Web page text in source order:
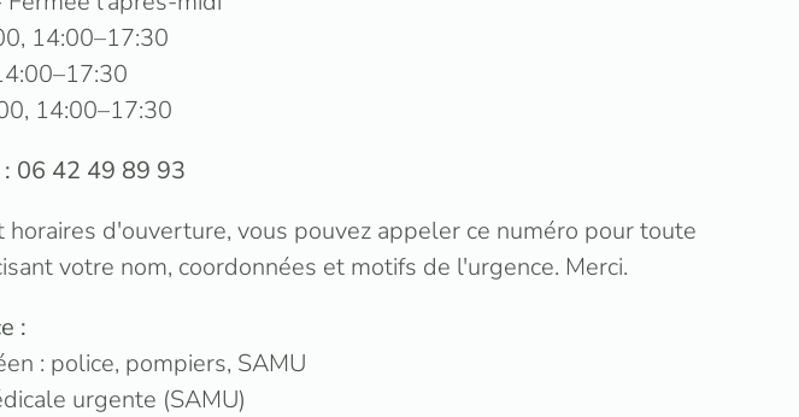
14:00–17:30
14:00–17:30
06 42 49 89 93
horaires d'ouverture, vous pouvez appeler ce numéro pour toute
votre nom, coordonnées et motifs de l'urgence. Merci.
:
: police, pompiers, SAMU
urgente (SAMU)